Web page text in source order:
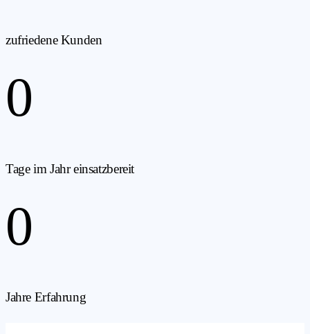
zufriedene Kunden
0
Tage im Jahr einsatzbereit
0
Jahre Erfahrung